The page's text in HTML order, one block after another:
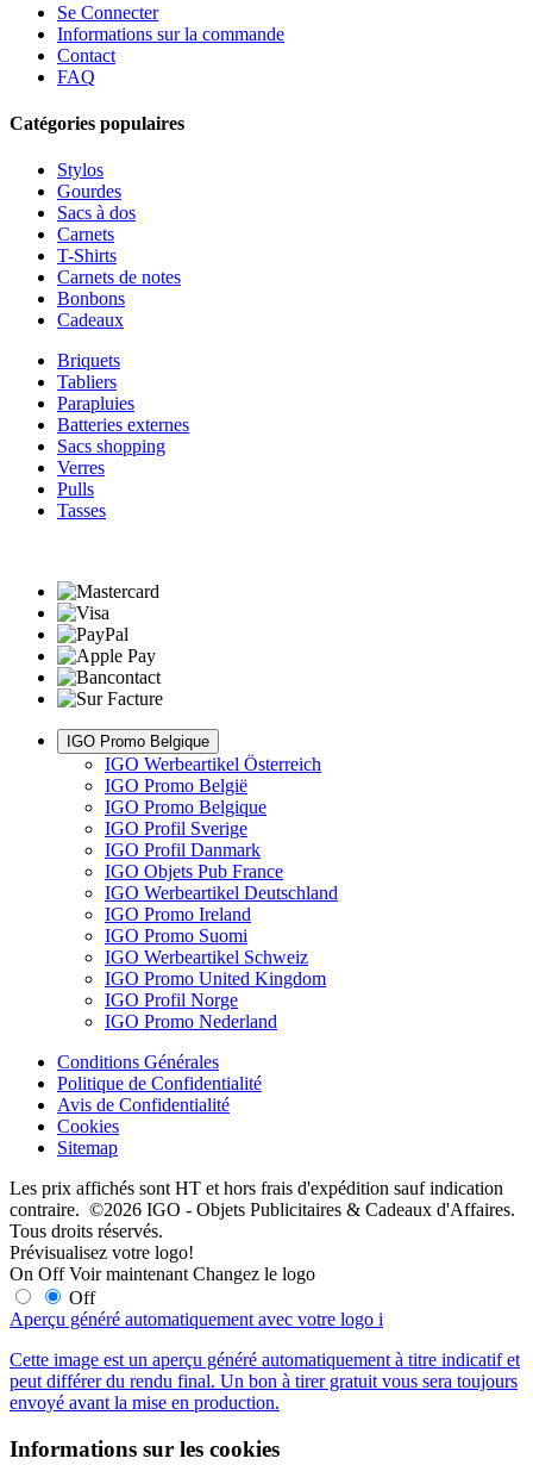
Se Connecter
Informations sur la commande
Contact
FAQ
Catégories populaires
Stylos
Gourdes
Sacs à dos
Carnets
T-Shirts
Carnets de notes
Bonbons
Cadeaux
Briquets
Tabliers
Parapluies
Batteries externes
Sacs shopping
Verres
Pulls
Tasses
IGO Promo Belgique
IGO Werbeartikel Österreich
IGO Promo België
IGO Promo Belgique
IGO Profil Sverige
IGO Profil Danmark
IGO Objets Pub France
IGO Werbeartikel Deutschland
IGO Promo Ireland
IGO Promo Suomi
IGO Werbeartikel Schweiz
IGO Promo United Kingdom
IGO Profil Norge
IGO Promo Nederland
Conditions Générales
Politique de Confidentialité
Avis de Confidentialité
Cookies
Sitemap
Les prix affichés sont HT et hors frais d'expédition sauf indication
contraire. ©2026 IGO - Objets Publicitaires & Cadeaux d'Affaires.
Tous droits réservés.
Prévisualisez votre logo!
On Off Voir maintenant Changez le logo
Off
Aperçu généré automatiquement avec votre logo i
Cette image est un aperçu généré automatiquement à titre indicatif et
peut différer du rendu final. Un bon à tirer gratuit vous sera toujours
envoyé avant la mise en production.
Informations sur les cookies